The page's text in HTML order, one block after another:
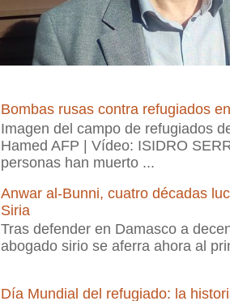
Bombas rusas contra refugiados
Imagen del campo de refugiados
Hamed AFP | Vídeo: ISIDRO
personas han muerto ...
Anwar al-Bunni, cuatro décadas
Siria
Tras defender en Damasco a
abogado sirio se aferra ahora al
Día Mundial del refugiado: la